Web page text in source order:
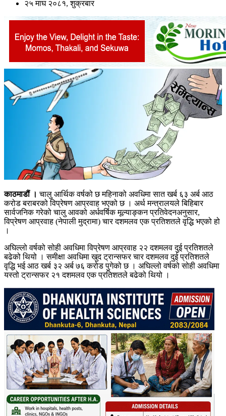
२५ माघ २०८१, शुक्रबार
काठमाडौं । चालु आर्थिक वर्षको छ महिनाको अवधिमा सात खर्ब ६३ अर्ब आठ
करोड बराबरको विप्रेषण आप्रवाह भएको छ । अर्थ मन्त्रालयले बिहिबार
सार्वजनिक गरेको चालु आवको अर्धवर्षिक मूल्याङ्कन प्रतिवेदनअनुसार,
विप्रेषण आप्रवाह (नेपाली मुद्रामा) चार दशमलव एक प्रतिशतले वृद्धि भएको हो
।
अघिल्लो वर्षको सोही अवधिमा विप्रेषण आप्रवाह २२ दशमलव दुई प्रतिशतले
बढेको थियो । समीक्षा अवधिमा खुद ट्रान्सफर चार दशमलव दुई प्रतिशतले
वृद्धि भई आठ खर्ब ३२ अर्ब ७६ करोड पुगेको छ । अघिल्लो वर्षको सोही अवधिमा
यस्तो ट्रान्सफर २१ दशमलव एक प्रतिशतले बढेको थियो ।